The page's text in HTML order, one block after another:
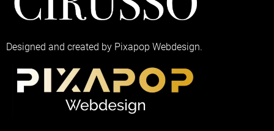
Designed and created by Pixapop Webdesign.